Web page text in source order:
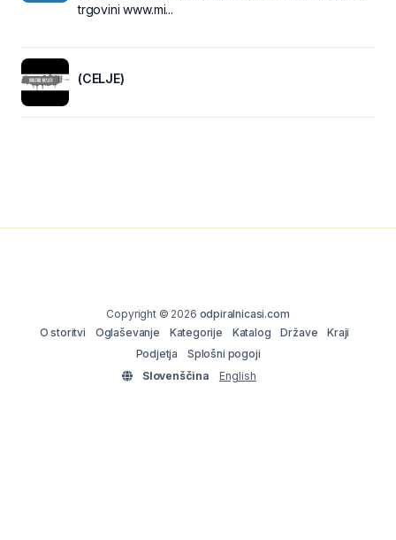
trgovini www.mi...
(CELJE)
Copyright © 2026 odpiralnicasi.com
O storitvi
Oglaševanje Kategorije Katalog Države
Kraji
Podjetja
Splošni pogoji
Slovenščina
English